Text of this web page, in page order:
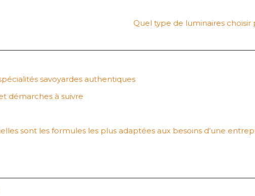
Quel type de luminaires
savoyardes authentiques
démarches à suivre
sont les formules les plus adaptées aux besoins d’une